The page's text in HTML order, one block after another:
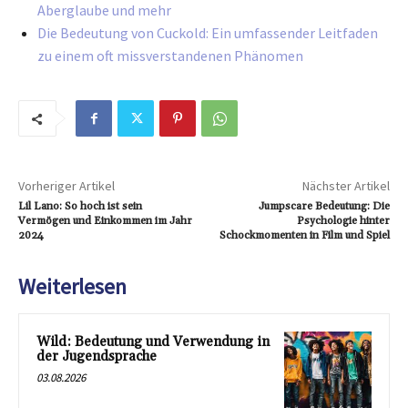
Aberglaube und mehr
Die Bedeutung von Cuckold: Ein umfassender Leitfaden
zu einem oft missverstandenen Phänomen
Vorheriger Artikel
Lil Lano: So hoch ist sein
Vermögen und Einkommen im Jahr
2024
Nächster Artikel
Jumpscare Bedeutung: Die
Psychologie hinter
Schockmomenten in Film und Spiel
Weiterlesen
Wild: Bedeutung und Verwendung in
der Jugendsprache
03.08.2026